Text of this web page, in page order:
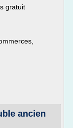
gratuit
ancien